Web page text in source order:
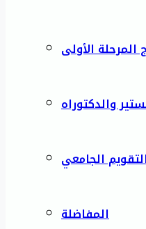
الأولى
والدكتوراه
الجامعي
المفاضلة